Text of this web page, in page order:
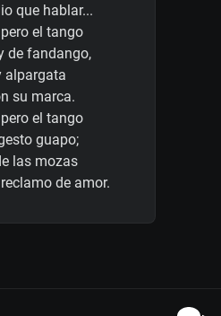
que hablar...
el tango
de fandango,
alpargata
su marca.
el tango
guapo;
las mozas
de amor.